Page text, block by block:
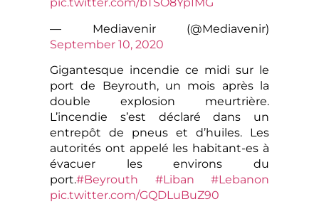
— Mediavenir (@Mediavenir)
September 10, 2020
Gigantesque incendie ce midi sur le
port de Beyrouth, un mois après la
double explosion meurtrière.
L’incendie s’est déclaré dans un
entrepôt de pneus et d’huiles. Les
autorités ont appelé les habitant-es à
évacuer les environs du
port.#Beyrouth #Liban
#Lebanon
pic.twitter.com/GQDLuBuZ90